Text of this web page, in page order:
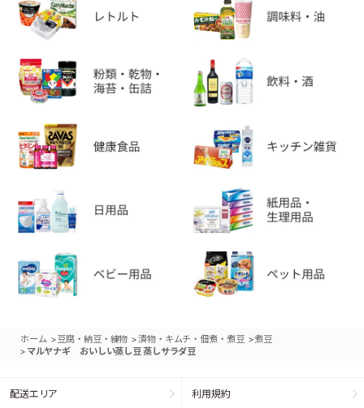
ホーム >豆腐・納豆・練物 >漬物・キムチ・佃煮・煮豆 >煮豆
> マルヤナギ おいしい蒸し豆 蒸しサラダ豆
配送エリア 利用規約